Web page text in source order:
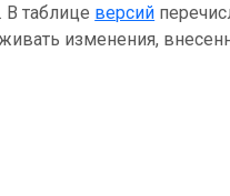
. В таблице версий
изменения,